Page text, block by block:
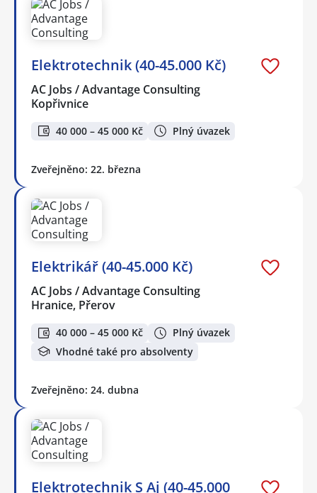
Elektrotechnik (40-45.000 Kč)
AC Jobs / Advantage Consulting
Kopřivnice
40 000 – 45 000 Kč Plný úvazek
Zveřejněno: 22. března
Elektrikář (40-45.000 Kč)
AC Jobs / Advantage Consulting
Hranice, Přerov
40 000 – 45 000 Kč
Plný úvazek
Vhodné také pro absolventy
Zveřejněno: 24. dubna
Elektrotechnik S Aj (40-45.000